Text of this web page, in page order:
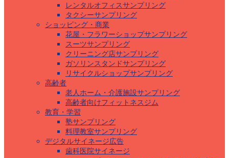
レンタルオフィスサンプリング
タクシーサンプリング
ショッピング・商業
花屋・フラワーショップサンプリング
スーツサンプリング
クリーニング店サンプリング
ガソリンスタンドサンプリング
リサイクルショップサンプリング
高齢者
老人ホーム・介護施設サンプリング
高齢者向けフィットネスジム
教育・学習
塾サンプリング
料理教室サンプリング
デジタルサイネージ広告
歯科医院サイネージ